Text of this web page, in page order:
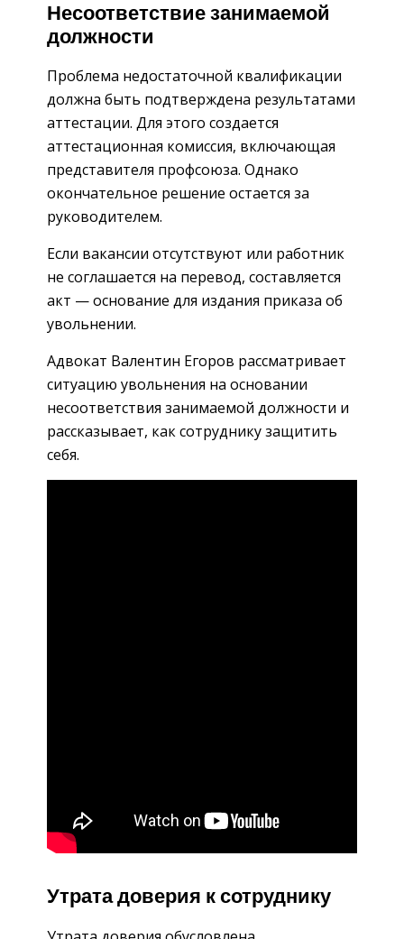
Несоответствие занимаемой
должности
Проблема недостаточной квалификации
должна быть подтверждена результатами
аттестации. Для этого создается
аттестационная комиссия, включающая
представителя профсоюза. Однако
окончательное решение остается за
руководителем.
Если вакансии отсутствуют или работник
не соглашается на перевод, составляется
акт — основание для издания приказа об
увольнении.
Адвокат Валентин Егоров рассматривает
ситуацию увольнения на основании
несоответствия занимаемой должности и
рассказывает, как сотруднику защитить
себя.
Утрата доверия к сотруднику